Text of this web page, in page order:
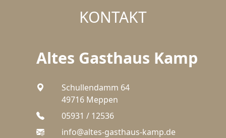
KONTAKT
Altes Gasthaus Kamp
Schullendamm 64
49716 Meppen
05931 / 12536
info@altes-gasthaus-kamp.de